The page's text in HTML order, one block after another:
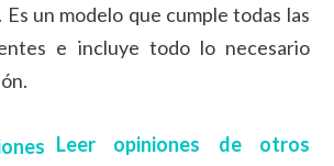
un modelo que cumple todas las
e incluye todo lo necesario
Leer opiniones de otros